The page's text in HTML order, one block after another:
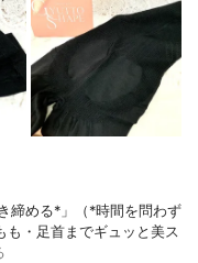
締める*」（*時間を問わず
も・足首までギュッと美ス